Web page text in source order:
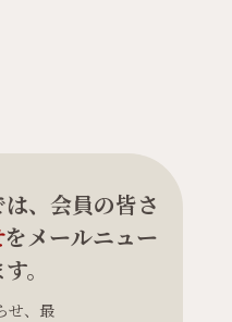
、会員の皆さ
をメールニュー
。
せ、最